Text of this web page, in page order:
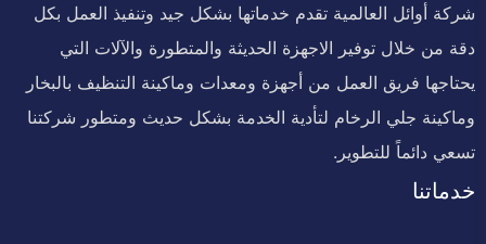
شركة أوائل العالمية تقدم خدماتها بشكل جيد وتنفيذ العمل بكل
دقة من خلال توفير الاجهزة الحديثة والمتطورة والآلات التي
يحتاجها فريق العمل من أجهزة ومعدات وماكينة التنظيف بالبخار
وماكينة جلي الرخام لتأدية الخدمة بشكل حديث ومتطور شركتنا
تسعي دائماً للتطوير.
خدماتنا